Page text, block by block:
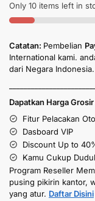
Only 10 items left in
Catatan: Pembelian
International kami.
dari Negara Indonesia.
Dapatkan Harga
Fitur Pelacakan
Dasboard VIP
Discount Up to
Kamu Cukup
Program Reseller
pusing pikirin kantor,
yang atur. Daftar Disini